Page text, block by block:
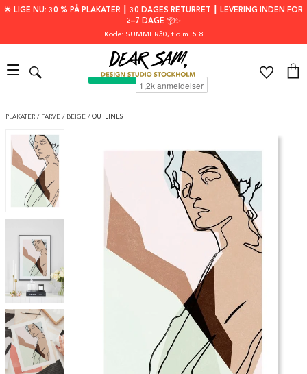
🌟 LIGE NU: 30 % PÅ PLAKATER ┃ 30 DAGES RETURRET ┃ LEVERING INDEN FOR
2–7 DAGE 📦✨
Kode: SUMMER30, t.o.m. 5.8
PLAKATER / FARVE / BEIGE / OUTLINES